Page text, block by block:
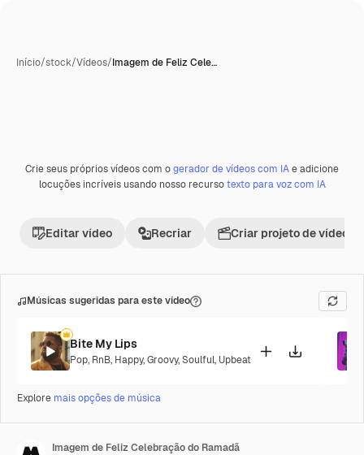
Início/stock/Vídeos/Imagem de Feliz Cele…
Crie seus próprios vídeos com ogerador de vídeos com IAe adicione
locuções incríveis usando nosso recursotexto para voz com IA
Editar vídeo Recriar Criar projeto de vídeo
Músicas sugeridas para este vídeo
Bite My Lips
Pop, RnB, Happy,Groovy,Soulful, Upbeat
Explore mais opções de música
Imagem de Feliz Celebração do Ramadã